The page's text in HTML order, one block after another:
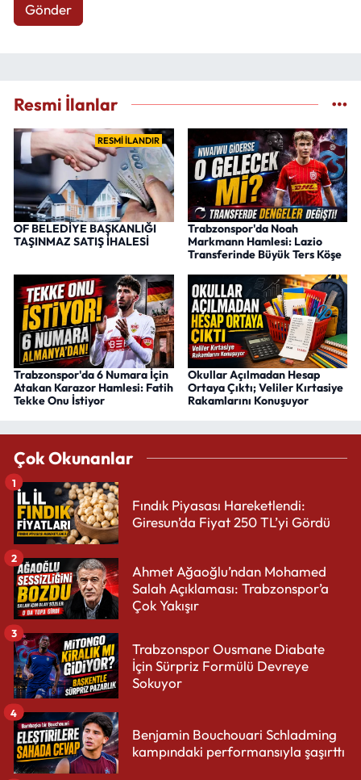
Gönder
Resmi İlanlar
RESMİ İLANDIR
OF BELEDİYE BAŞKANLIĞI
TAŞINMAZ SATIŞ İHALESİ
Trabzonspor'da Noah
Markmann Hamlesi: Lazio
Transferinde Büyük Ters Köşe
Trabzonspor'da 6 Numara İçin
Atakan Karazor Hamlesi: Fatih
Tekke Onu İstiyor
Okullar Açılmadan Hesap
Ortaya Çıktı; Veliler Kırtasiye
Rakamlarını Konuşuyor
Çok Okunanlar
Fındık Piyasası Hareketlendi:
Giresun’da Fiyat 250 TL’yi Gördü
1
Ahmet Ağaoğlu’ndan Mohamed
Salah Açıklaması: Trabzonspor’a
Çok Yakışır
2
Trabzonspor Ousmane Diabate
İçin Sürpriz Formülü Devreye
Sokuyor
3
Benjamin Bouchouari Schladming
kampındaki performansıyla şaşırttı
4